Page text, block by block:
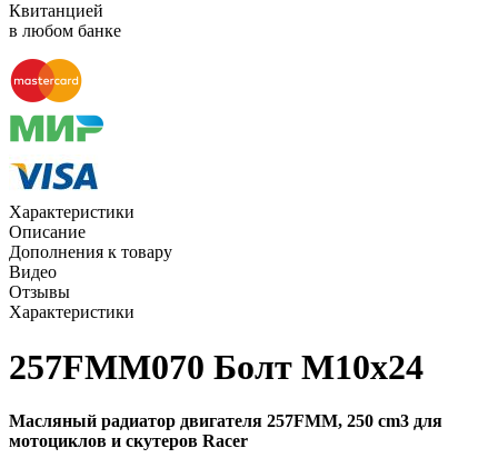
Квитанцией
в любом банке
Характеристики
Описание
Дополнения к товару
Видео
Отзывы
Характеристики
257FMM070 Болт M10х24
Масляный радиатор двигателя 257FMM, 250 cm3 для
мотоциклов и скутеров Racer